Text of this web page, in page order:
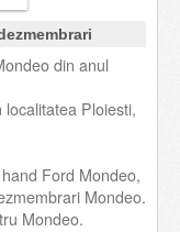
din anul
Ploiesti,
Ford Mondeo,
Mondeo.
Mondeo.